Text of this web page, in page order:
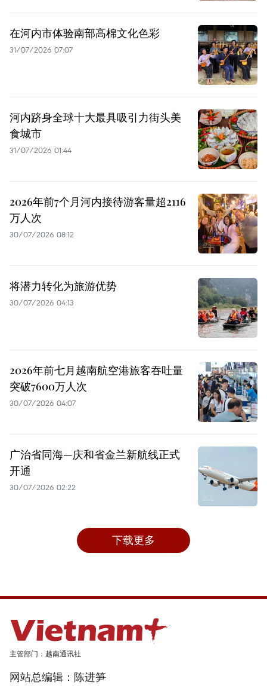
在河内市体验南部高棉文化色彩
31/07/2026 07:07
河内跻身全球十大最具吸引力街头美
食城市
31/07/2026 01:44
2026年前7个月河内接待游客量超2116
万人次
30/07/2026 08:12
将潜力转化为旅游优势
30/07/2026 04:13
2026年前七月越南航空港旅客吞吐量
突破7600万人次
30/07/2026 04:07
广治省同海—庆和省金兰新航线正式
开通
30/07/2026 02:22
下载更多
主管部门：越南通讯社
网站总编辑：陈进笋